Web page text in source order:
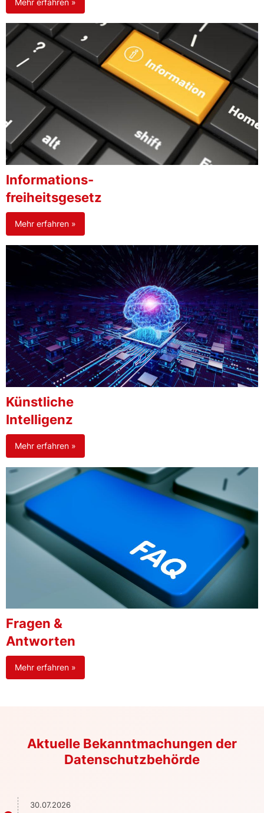
Informations-
freiheitsgesetz
Mehr erfahren »
Künstliche
Intelligenz
Mehr erfahren »
Fragen &
Antworten
Mehr erfahren »
Aktuelle Bekanntmachungen der
Datenschutzbehörde
30.07.2026